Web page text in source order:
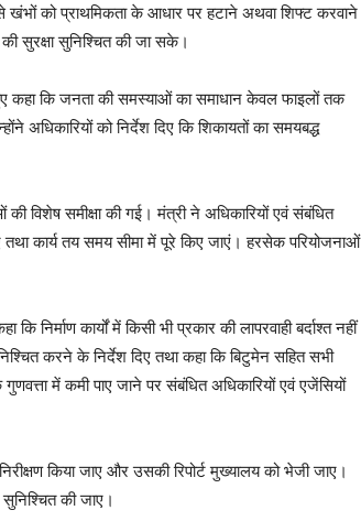
खंभों को प्राथमिकता के आधार पर हटाने अथवा शिफ्ट करवाने
सुरक्षा सुनिश्चित की जा सके।
हुए कहा कि जनता की समस्याओं का समाधान केवल फाइलों तक
अधिकारियों को निर्देश दिए कि शिकायतों का समयबद्ध
समीक्षा की गई। मंत्री ने अधिकारियों एवं संबंधित
तथा कार्य तय समय सीमा में पूरे किए जाएं। हरसेक परियोजनाओं
निर्माण कार्यों में किसी भी प्रकार की लापरवाही बर्दाश्त नहीं
करने के निर्देश दिए तथा कहा कि बिटुमेन सहित सभी
में कमी पाए जाने पर संबंधित अधिकारियों एवं एजेंसियों
किया जाए और उसकी रिपोर्ट मुख्यालय को भेजी जाए।
सुनिश्चित की जाए।